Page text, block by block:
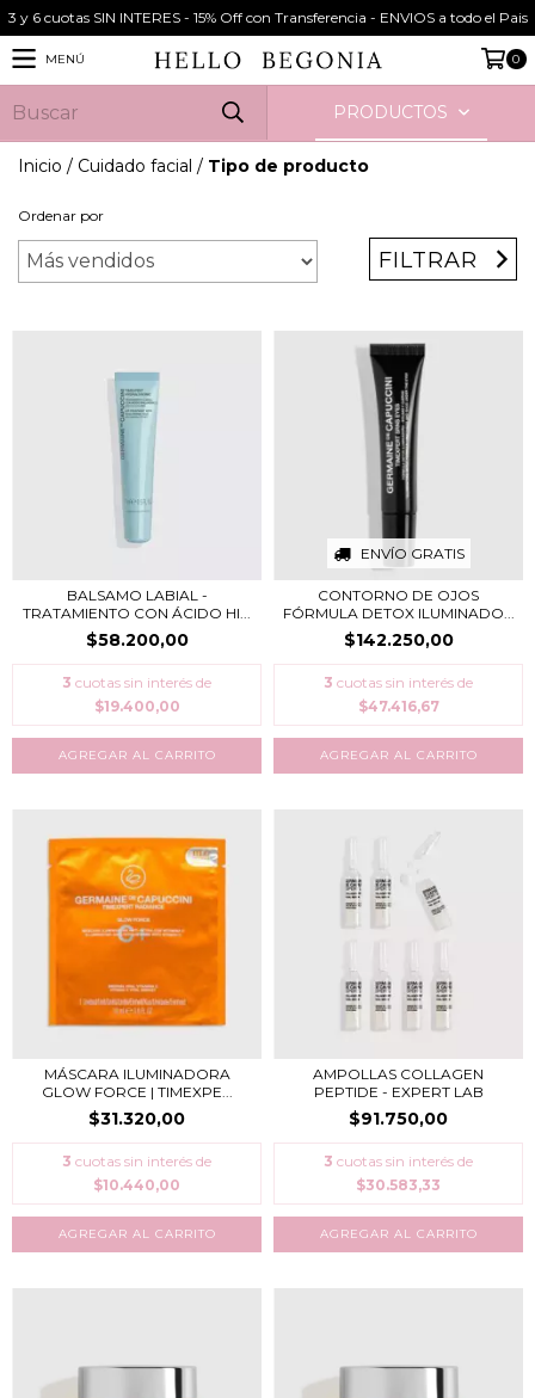
3 y 6 cuotas SIN INTERES - 15% Off con Transferencia - ENVIOS a todo el Pais
MENÚ 0
PRODUCTOS
Inicio / Cuidado facial / Tipo de producto
Ordenar por
FILTRAR
BALSAMO LABIAL -
TRATAMIENTO CON ÁCIDO HI...
$58.200,00
3 cuotas sin interés de
$19.400,00
ENVÍO GRATIS
CONTORNO DE OJOS
FÓRMULA DETOX ILUMINADO...
$142.250,00
3 cuotas sin interés de
$47.416,67
MÁSCARA ILUMINADORA
GLOW FORCE | TIMEXPE...
$31.320,00
3 cuotas sin interés de
$10.440,00
AMPOLLAS COLLAGEN
PEPTIDE - EXPERT LAB
$91.750,00
3 cuotas sin interés de
$30.583,33